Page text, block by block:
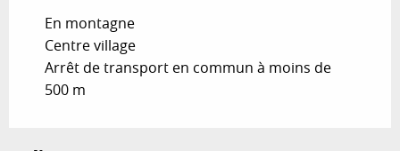
En montagne
Centre village
Arrêt de transport en commun à moins de
500 m